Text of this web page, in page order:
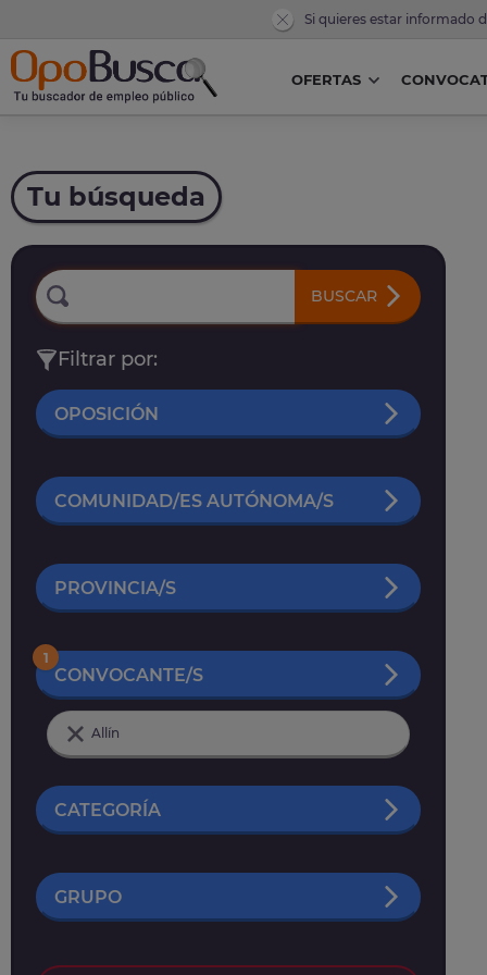
Si quieres estar informado
OFERTAS
Tu búsqueda
BUSCAR
Filtrar por:
OPOSICIÓN
COMUNIDAD/ES AUTÓNOMA/S
PROVINCIA/S
CONVOCANTE/S
1
Allín
CATEGORÍA
GRUPO